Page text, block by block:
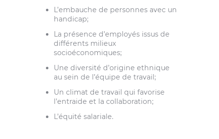
L’embauche de personnes avec un
handicap;
La présence d’employés issus de
différents milieux
socioéconomiques;
Une diversité d’origine ethnique
au sein de l’équipe de travail;
Un climat de travail qui favorise
l’entraide et la collaboration;
L’équité salariale.